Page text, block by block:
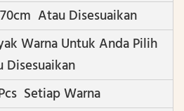
Atau Disesuaikan
Warna Untuk Anda Pilih
Disesuaikan
Setiap Warna